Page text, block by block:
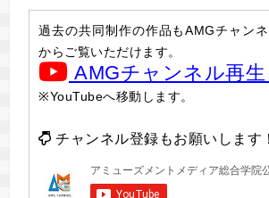
過去の共同制作の作品もAMGチャン
からご覧いただけます。
AMGチャンネル再生
※YouTubeへ移動します。
チャンネル登録もお願いします！